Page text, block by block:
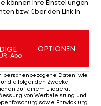
in Ungarn
können Ihre Einstellungen
bzw. über den Link in
Abo
OPTIONEN
personenbezogene Daten, wie
die folgenden Zwecke:
auf einem Endgerät;
von Werbeleistung und
sowie Entwicklung